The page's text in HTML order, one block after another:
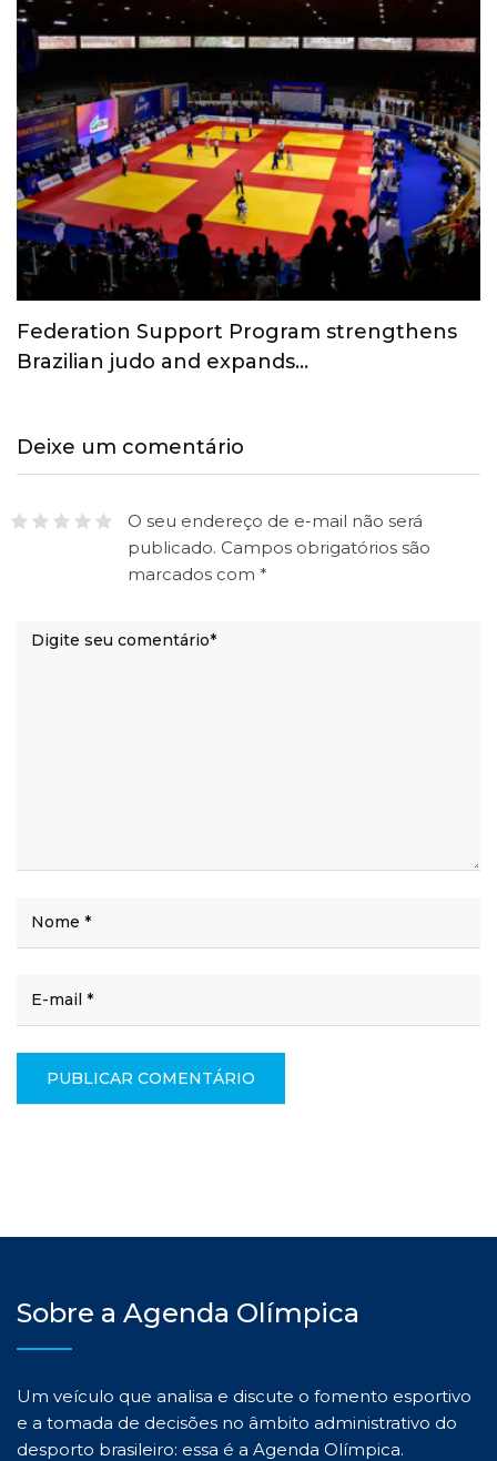
Federation Support Program strengthens
Brazilian judo and expands…
Deixe um comentário
O seu endereço de e-mail não será
publicado. Campos obrigatórios são
marcados com *
Sobre a Agenda Olímpica
Um veículo que analisa e discute o fomento esportivo
e a tomada de decisões no âmbito administrativo do
desporto brasileiro: essa é a Agenda Olímpica.